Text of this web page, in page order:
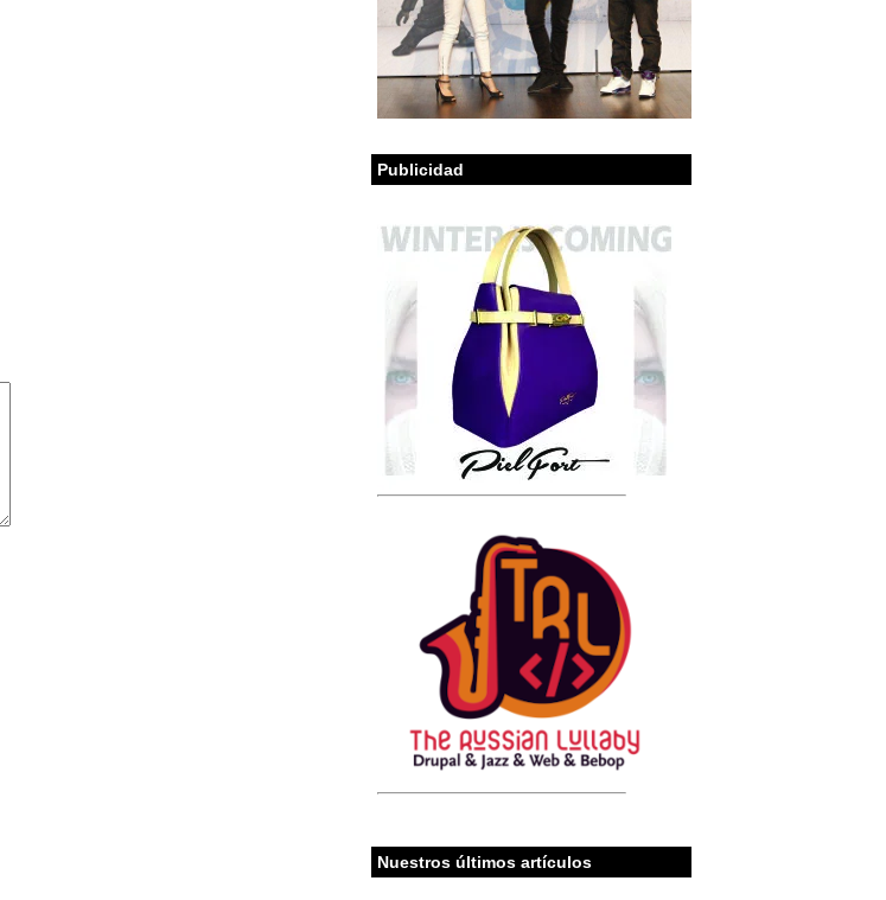
Publicidad
Nuestros últimos artículos